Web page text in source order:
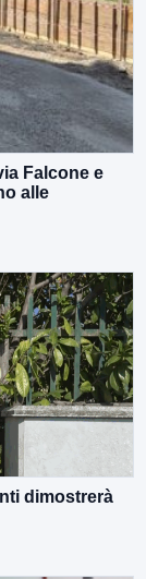
Falcone e
alle
dimostrerà